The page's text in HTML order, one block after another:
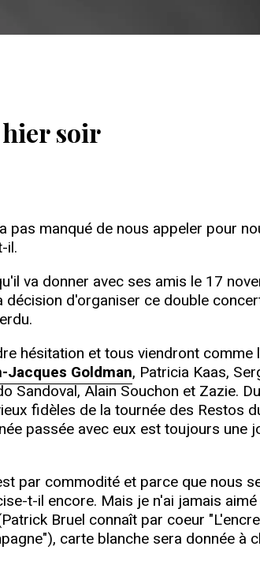
hier soir
pas manqué de nous appeler pour
il.
va donner avec ses amis le 17
d'organiser ce double
hésitation et tous viendront comme
Jacques Goldman, Patricia Kaas,
Sandoval, Alain Souchon et Zazie.
fidèles de la tournée des Restos
passée avec eux est toujours une
par commodité et parce que nous
t-il encore. Mais je n'ai jamais
Bruel connaît par coeur
carte blanche sera donnée à